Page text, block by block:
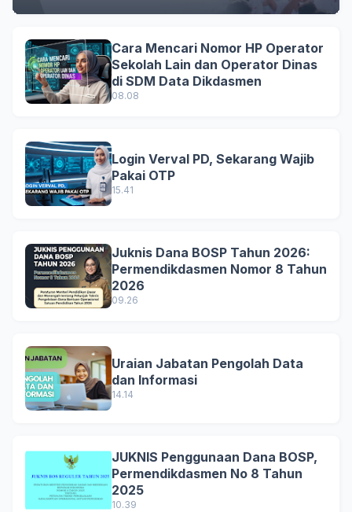
Cara Mencari Nomor HP Operator
Sekolah Lain dan Operator Dinas
di SDM Data Dikdasmen
08.08
Login Verval PD, Sekarang Wajib
Pakai OTP
15.41
Juknis Dana BOSP Tahun 2026:
Permendikdasmen Nomor 8 Tahun
2026
09.26
Uraian Jabatan Pengolah Data
dan Informasi
14.14
JUKNIS Penggunaan Dana BOSP,
Permendikdasmen No 8 Tahun
2025
10.39